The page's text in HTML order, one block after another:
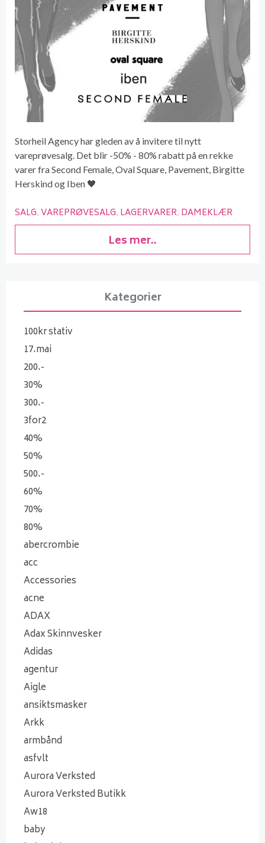
Storheil Agency har gleden av å invitere til nytt
vareprøvesalg. Det blir -50% - 80% rabatt på en rekke
varer fra Second Female, Oval Square, Pavement, Birgitte
Herskind og Iben 🖤
SALG VAREPRØVESALG LAGERVARER DAMEKLÆR
Les mer..
Kategorier
100kr stativ
17.mai
200.-
30%
300.-
3for2
40%
50%
500.-
60%
70%
80%
abercrombie
acc
Accessories
acne
ADAX
Adax Skinnvesker
Adidas
agentur
Aigle
ansiktsmasker
Arkk
armbånd
asfvlt
Aurora Verksted
Aurora Verksted Butikk
Aw18
baby